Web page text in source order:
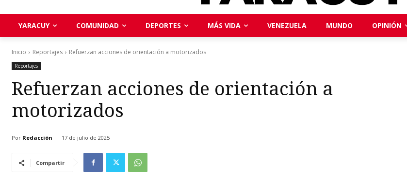
YARACUY COMUNIDAD DEPORTES MÁS VIDA VENEZUELA MUNDO OPINIÓN
Inicio Reportajes Refuerzan acciones de orientación a motorizados
Reportajes
Refuerzan acciones de orientación a
motorizados
Por Redacción 17 de julio de 2025
Compartir